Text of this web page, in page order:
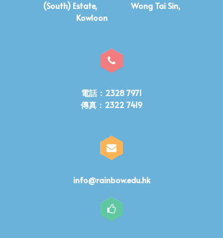
(South) Estate, Wong Tai Sin,
Kowloon
電話：2328 7971
傳真：2322 7419
info@rainbow.edu.hk